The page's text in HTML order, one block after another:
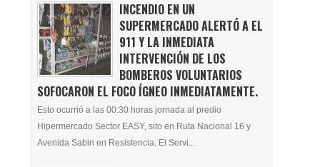
INCENDIO EN UN
SUPERMERCADO ALERTÓ A EL
911 Y LA INMEDIATA
INTERVENCIÓN DE LOS
BOMBEROS VOLUNTARIOS
SOFOCARON EL FOCO ÍGNEO INMEDIATAMENTE.
Esto ocurrió a las 00:30 horas jornada al predio
Hipermercado Sector EASY, sito en Ruta Nacional 16 y
Avenida Sabin en Resistencia. El Servi...